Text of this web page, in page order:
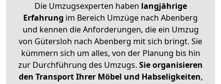
Die Umzugsexperten haben langjährige
Erfahrung im Bereich Umzüge nach Abenberg
und kennen die Anforderungen, die ein Umzug
von Gütersloh nach Abenberg mit sich bringt. Sie
kümmern sich um alles, von der Planung bis hin
zur Durchführung des Umzugs. Sie organisieren
den Transport Ihrer Möbel und Habseligkeiten,